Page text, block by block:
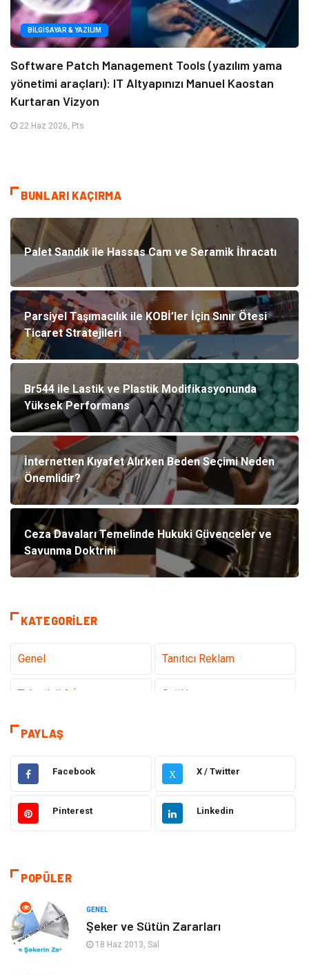
BILGISAYAR & YAZILIM
Software Patch Management Tools (yazılım yama
yönetimi araçları): IT Altyapınızı Manuel Kaostan
Kurtaran Vizyon
22 Haz 2026, Pts
BUNLARI KAÇIRMA
Palet Sandık ile Hassas Cam ve Seramik İhracatı
Parsiyel Taşımacılık ile KOBİ’ler İçin Sınır Ötesi
Ticaret Stratejileri
Br544 ile Lastik ve Plastik Modifikasyonunda
Yüksek Performans
İnternetten Kıyafet Alırken Beden Seçimi Neden
Önemlidir?
Ceza Davaları Temelinde Hukuki Güvenceler ve
Savunma Doktrini
KATEGORILER
Genel Tanıtıcı Reklam
Teknoloji & İnternet Sağlık
Hizmet
Hukuk Elektrik Elektronik
Güzellik & Bakım Moda
Giyim
Otomotiv
Gıda
PAYLAŞ
Facebook X X / Twitter
Pinterest Linkedin
POPÜLER
GENEL
Şeker ve Sütün Zararları
18 Haz 2013, Sal